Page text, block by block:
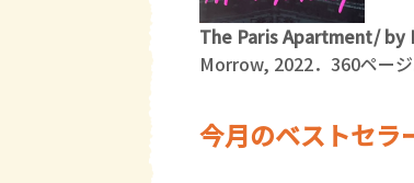
The Paris Apartment/ by
Morrow, 2022．360ペー
今月のベストセラ